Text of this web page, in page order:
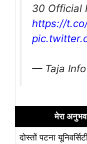
30 Official
https://
— Taja Info
मेरा
दोस्तों पटना